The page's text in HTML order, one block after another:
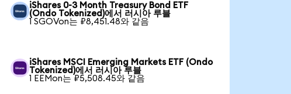
iShares 0-3 Month Treasury Bond ETF
(Ondo Tokenized)에서 러시아 루블
1 SGOVon는 ₽8,451.48와 같음
iShares MSCI Emerging Markets ETF (Ondo
Tokenized)에서 러시아 루블
1 EEMon는 ₽5,508.45와 같음